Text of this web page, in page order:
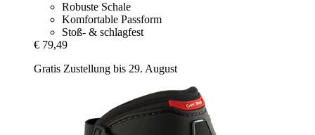
Robuste Schale
Komfortable Passform
Stoß- & schlagfest
€ 79,49
Gratis Zustellung bis 29. August